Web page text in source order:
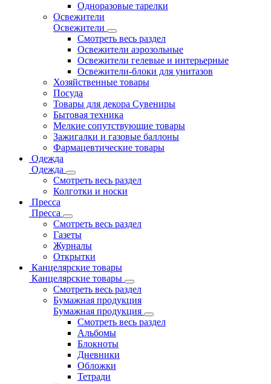
Одноразовые тарелки
Освежители
Освежители
Смотреть весь раздел
Освежители аэрозольные
Освежители гелевые и интерьерные
Освежители-блоки для унитазов
Хозяйственные товары
Посуда
Товары для декора Сувениры
Бытовая техника
Мелкие сопутствующие товары
Зажигалки и газовые баллоны
Фармацевтические товары
Одежда
Одежда
Смотреть весь раздел
Колготки и носки
Пресса
Пресса
Смотреть весь раздел
Газеты
Журналы
Открытки
Канцелярские товары
Канцелярские товары
Смотреть весь раздел
Бумажная продукция
Бумажная продукция
Смотреть весь раздел
Альбомы
Блокноты
Дневники
Обложки
Тетради